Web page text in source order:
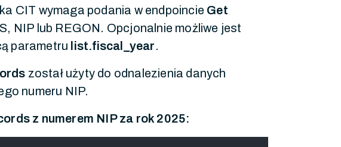
CIT wymaga podania w endpoincie Get
NIP lub REGON. Opcjonalnie możliwe jest
parametru list.fiscal_year.
został użyty do odnalezienia danych
numeru NIP.
z numerem NIP za rok 2025: